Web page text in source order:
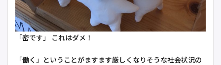
「密です」 これはダメ！
「働く」ということがますます厳しくなりそうな社会状況の